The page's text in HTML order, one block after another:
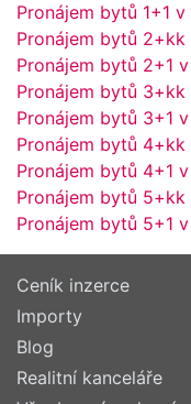
Pronájem bytů 1+1
Pronájem bytů
Pronájem bytů 2+1
Pronájem bytů
Pronájem bytů 3+1
Pronájem bytů
Pronájem bytů 4+1
Pronájem bytů
Pronájem bytů 5+1
Ceník inzerce
Importy
Blog
Realitní kanceláře